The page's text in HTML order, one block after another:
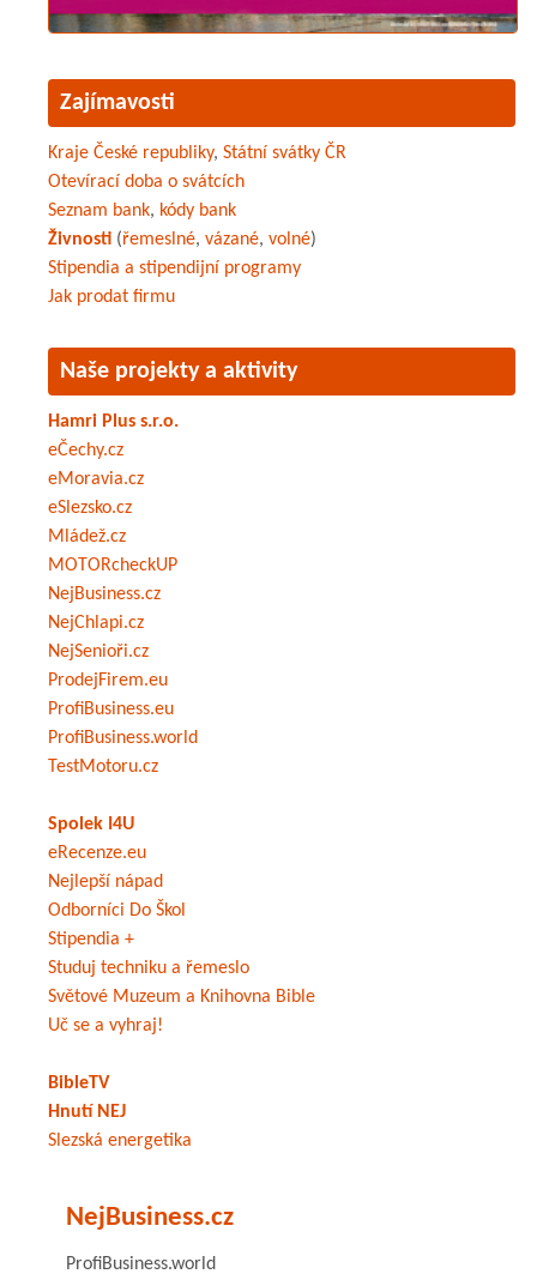
Zajímavosti
Kraje České republiky, Státní svátky ČR
Otevírací doba o svátcích
Seznam bank, kódy bank
Živnosti (řemeslné, vázané, volné)
Stipendia a stipendijní programy
Jak prodat firmu
Naše projekty a aktivity
Hamri Plus s.r.o.
eČechy.cz
eMoravia.cz
eSlezsko.cz
Mládež.cz
MOTORcheckUP
NejBusiness.cz
NejChlapi.cz
NejSenioři.cz
ProdejFirem.eu
ProfiBusiness.eu
ProfiBusiness.world
TestMotoru.cz
Spolek I4U
eRecenze.eu
Nejlepší nápad
Odborníci Do Škol
Stipendia +
Studuj techniku a řemeslo
Světové Muzeum a Knihovna Bible
Uč se a vyhraj!
BibleTV
Hnutí NEJ
Slezská energetika
NejBusiness.cz
ProfiBusiness.world